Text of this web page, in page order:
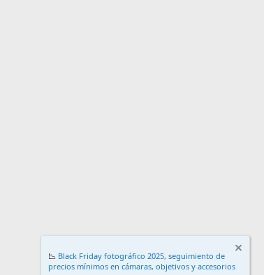
📉 Black Friday fotográfico 2025, seguimiento de
precios mínimos en cámaras, objetivos y accesorios